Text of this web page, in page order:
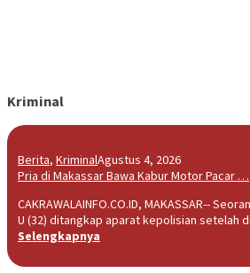
Kriminal
Berita, KriminalAgustus 4, 2026
Pria di Makassar Bawa Kabur Motor Pacar …
CAKRAWALAINFO.CO.ID, MAKASSAR--
U (32) ditangkap aparat kepolisian setelah
Selengkapnya